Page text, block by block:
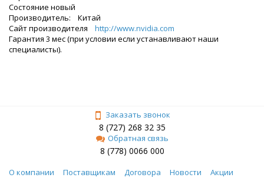
Состояние новый
Производитель: Китай
Сайт производителя http://www.nvidia.com
Гарантия 3 мес (при условии если устанавливают наши
специалисты).
Заказать звонок
8 (727) 268 32 35
Обратная связь
8 (778) 0066 000
О компании Поставщикам Договора Новости
Акции